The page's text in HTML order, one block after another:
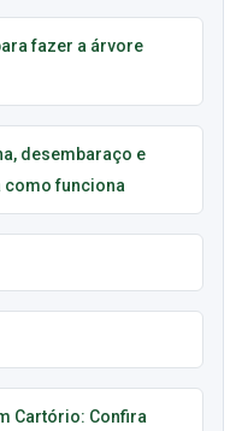
fazer a árvore
desembaraço e
como funciona
Cartório: Confira